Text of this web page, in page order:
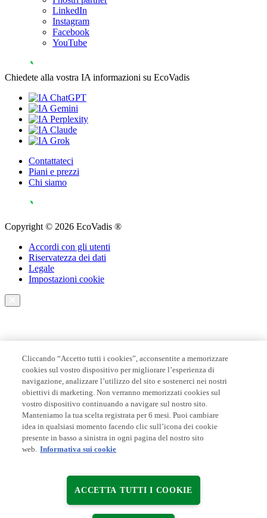
LinkedIn
Instagram
Facebook
YouTube
Chiedete alla vostra IA informazioni su EcoVadis
Contattateci
Piani e prezzi
Chi siamo
Copyright © 2026 EcoVadis ®
Accordi con gli utenti
Riservatezza dei dati
Legale
Impostazioni cookie
Cliccando “Accetto tutti i cookies”, acconsentite a memorizzare
cookies sul vostro dispositivo per migliorare l’esperienza di
navigazione, analizzare l’utilizzo del sito e sostenerci nei nostri
obiettivi di marketing. Non verranno memorizzati cookies sul
vostro dispositivo continuando a navigare sul nostro sito.
Manteniamo la tua scelta registrata per 6 mesi. Puoi cambiare
idea in qualsiasi momento facendo clic sull’icona dei cookie
presente in basso a sinistra in ogni pagina del nostro sito
web. Informativa sui cookie
ACCETTA TUTTI I COOKIE